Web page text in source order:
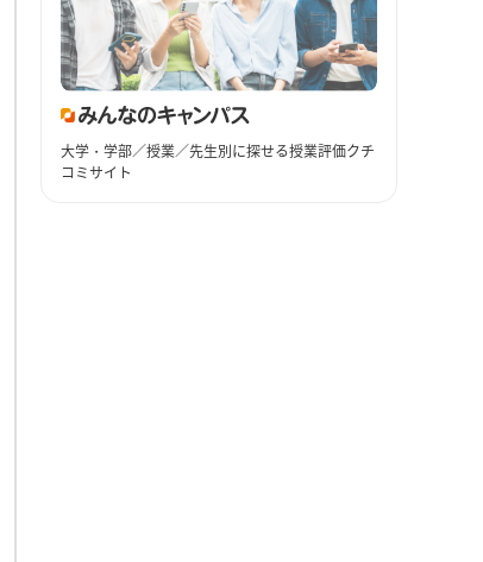
大学・学部／授業／先生別に探せる授業評価クチ
コミサイト